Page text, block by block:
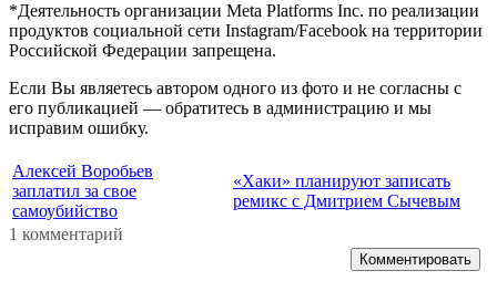
*Деятельность организации Meta Platforms Inc. по реализации
продуктов социальной сети Instagram/Facebook на территории
Российской Федерации запрещена.
Если Вы являетесь автором одного из фото и не согласны с
его публикацией — обратитесь в администрацию и мы
исправим ошибку.
Алексей Воробьев
заплатил за свое
самоубийство
«Хаки» планируют записать
ремикс с Дмитрием Сычевым
1 комментарий
Комментировать